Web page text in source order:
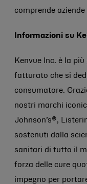
comprende
Informazioni su
Kenvue Inc. è la
fatturato che si
consumatore.
nostri marchi
Johnson’s®,
sostenuti dalla
sanitari di tutto il
forza delle cure
impegno per